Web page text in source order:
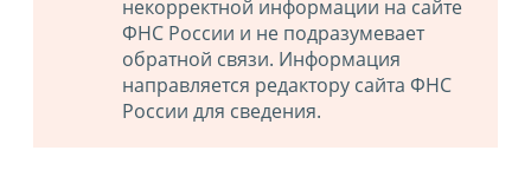
некорректной информации на сайте
ФНС России и не подразумевает
обратной связи. Информация
направляется редактору сайта ФНС
России для сведения.